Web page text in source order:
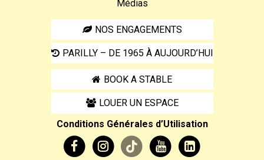
Médias
NOS ENGAGEMENTS
PARILLY – DE 1965 À AUJOURD’HUI
BOOK A STABLE
LOUER UN ESPACE
Conditions Générales d’Utilisation